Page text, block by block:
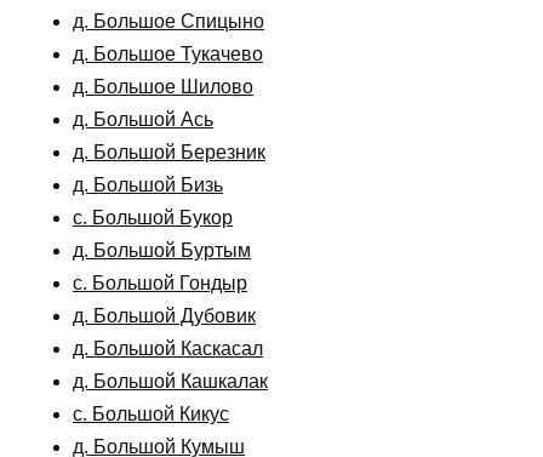
д. Большое Спицыно
д. Большое Тукачево
д. Большое Шилово
д. Большой Ась
д. Большой Березник
д. Большой Бизь
с. Большой Букор
д. Большой Буртым
с. Большой Гондыр
д. Большой Дубовик
д. Большой Каскасал
д. Большой Кашкалак
с. Большой Кикус
д. Большой Кумыш